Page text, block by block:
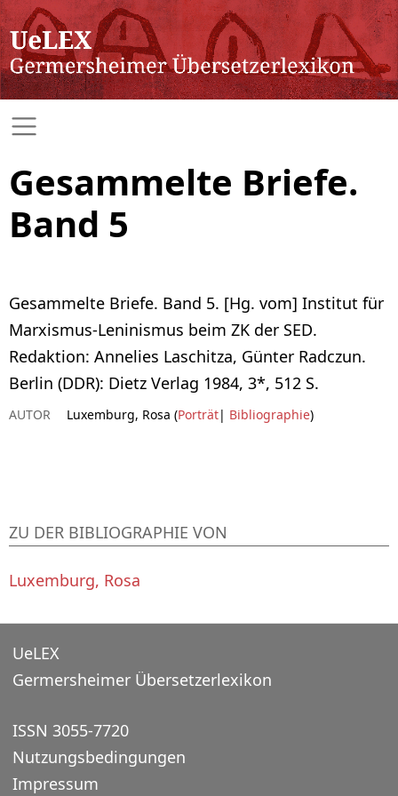
Gesammelte Briefe.
Band 5
Gesammelte Briefe. Band 5. [Hg. vom] Institut für
Marxismus-Leninismus beim ZK der SED.
Redaktion: Annelies Laschitza, Günter Radczun.
Berlin (DDR): Dietz Verlag 1984, 3*, 512 S.
AUTOR Luxemburg, Rosa (Porträt| Bibliographie)
ZU DER BIBLIOGRAPHIE VON
Luxemburg, Rosa
UeLEX
Germersheimer Übersetzerlexikon
ISSN 3055-7720
Nutzungsbedingungen
Impressum